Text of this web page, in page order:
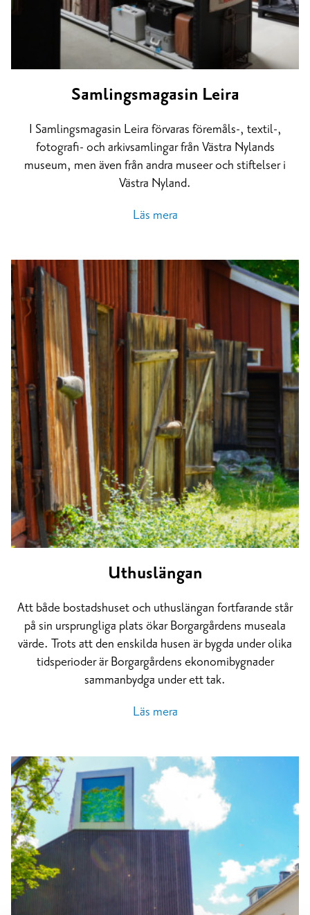
Samlings­magasin Leira
I Samlingsmagasin Leira förvaras föremåls-, textil-,
fotografi- och arkivsamlingar från Västra Nylands
museum, men även från andra museer och stiftelser i
Västra Nyland.
Läs mera
Uthuslängan
Att både bostadshuset och uthuslängan fortfarande står
på sin ursprungliga plats ökar Borgargårdens museala
värde. Trots att den enskilda husen är bygda under olika
tidsperioder är Borgargårdens ekonomibygnader
sammanbydga under ett tak.
Läs mera